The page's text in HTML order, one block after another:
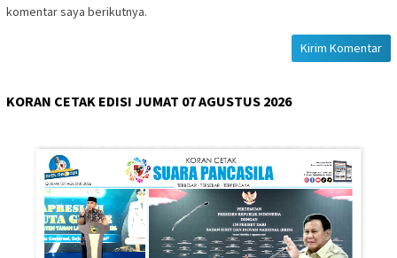
komentar saya berikutnya.
KORAN CETAK EDISI JUMAT 07 AGUSTUS 2026